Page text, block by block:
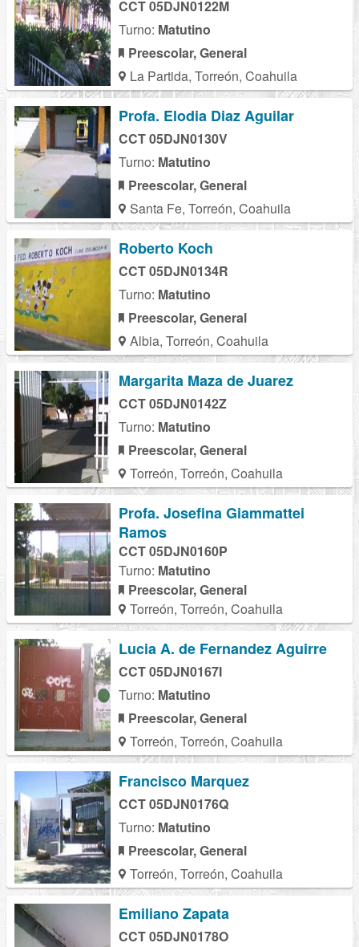
CCT 05DJN0122M
Turno: Matutino
Preescolar, General
La Partida, Torreón, Coahuila
Profa. Elodia Diaz Aguilar
CCT 05DJN0130V
Turno: Matutino
Preescolar, General
Santa Fe, Torreón, Coahuila
Roberto Koch
CCT 05DJN0134R
Turno: Matutino
Preescolar, General
Albia, Torreón, Coahuila
Margarita Maza de Juarez
CCT 05DJN0142Z
Turno: Matutino
Preescolar, General
Torreón, Torreón, Coahuila
Profa. Josefina Giammattei
Ramos
CCT 05DJN0160P
Turno: Matutino
Preescolar, General
Torreón, Torreón, Coahuila
Lucia A. de Fernandez Aguirre
CCT 05DJN0167I
Turno: Matutino
Preescolar, General
Torreón, Torreón, Coahuila
Francisco Marquez
CCT 05DJN0176Q
Turno: Matutino
Preescolar, General
Torreón, Torreón, Coahuila
Emiliano Zapata
CCT 05DJN0178O